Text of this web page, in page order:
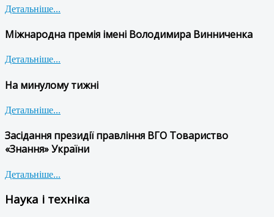
Детальніше...
Міжнародна премія імені Володимира Винниченка
Детальніше...
На минулому тижні
Детальніше...
Засідання президії правління ВГО Товариство
«Знання» України
Детальніше...
Наука і техніка